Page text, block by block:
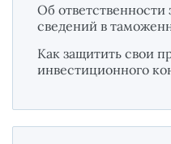
Об ответственности
сведений в
Как защитить свои
инвестиционного